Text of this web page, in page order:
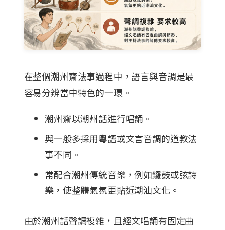
在整個潮州齋法事過程中，語言與音調是最
容易分辨當中特色的一環。
潮州齋以潮州話進行唱誦。
與一般多採用粵語或文言音調的道教法
事不同。
常配合潮州傳統音樂，例如鑼鼓或弦詩
樂，使整體氣氛更貼近潮汕文化。
由於潮州話聲調複雜，且經文唱誦有固定曲